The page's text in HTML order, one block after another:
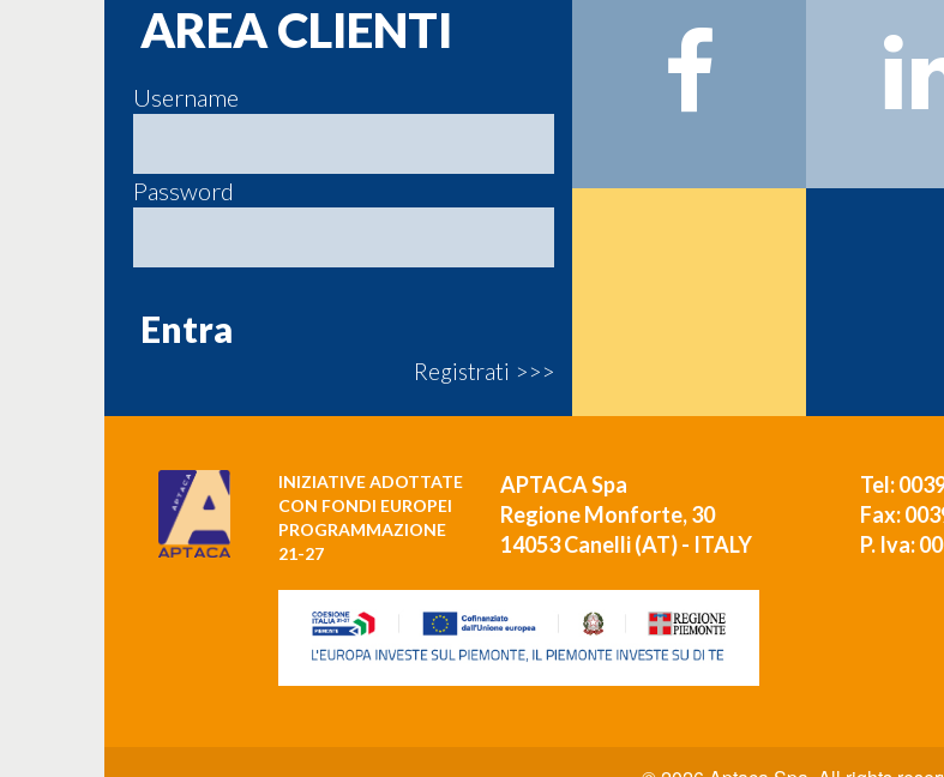
AREA CLIENTI
Username
Password
Registrati >>>
APTACA Spa
Regione Monforte, 30
14053 Canelli (AT) - ITALY
INIZIATIVE ADOTTATE
CON FONDI EUROPEI
PROGRAMMAZIONE
21-27
Tel:
Fax:
P. Iva: